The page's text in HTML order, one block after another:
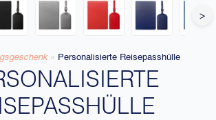
>
» Personalisierte Reisepasshülle